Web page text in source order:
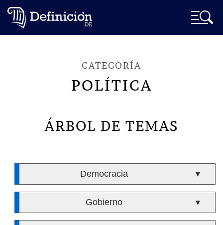
CATEGORÍA
POLÍTICA
ÁRBOL DE TEMAS
Democracia ▼
Gobierno ▼